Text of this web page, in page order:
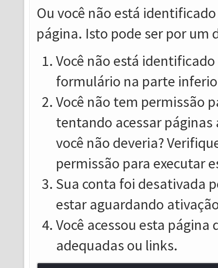
Ou você não está
página. Isto pode ser por um
Você não está
formulário na parte
Você não tem permissão
tentando acessar
você não deveria?
permissão para executar
Sua conta foi desativada
estar aguardando
Você acessou esta
adequadas ou links.